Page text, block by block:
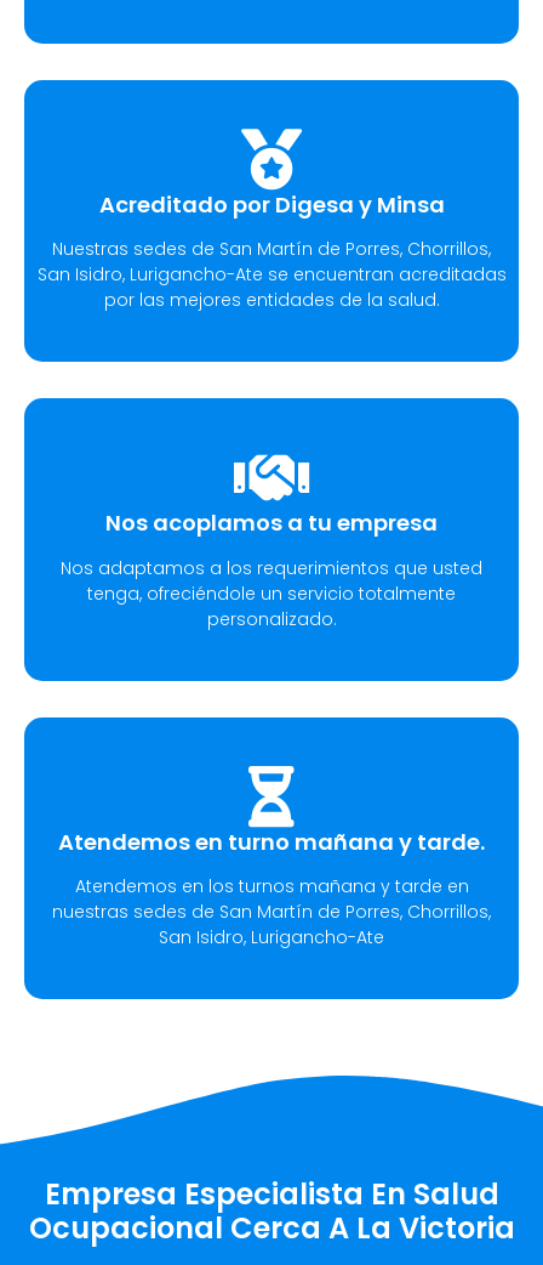
Acreditado por Digesa y Minsa​
Nuestras sedes de San Martín de Porres, Chorrillos,
San Isidro, Lurigancho-Ate se encuentran acreditadas
por las mejores entidades de la salud.
Nos acoplamos a tu empresa
Nos adaptamos a los requerimientos que usted
tenga, ofreciéndole un servicio totalmente
personalizado.
Atendemos en turno mañana y tarde.
Atendemos en los turnos mañana y tarde en
nuestras sedes de San Martín de Porres, Chorrillos,
San Isidro, Lurigancho-Ate
Empresa Especialista En Salud
Ocupacional Cerca A La Victoria